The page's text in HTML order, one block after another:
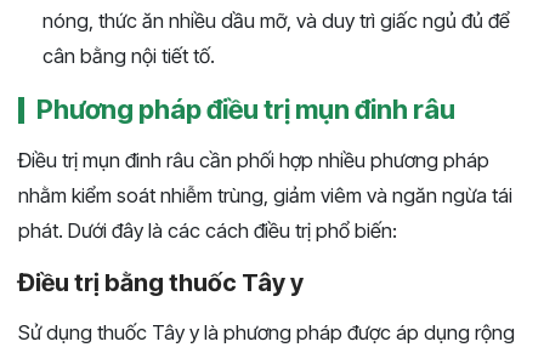
nóng, thức ăn nhiều dầu mỡ, và duy trì giấc ngủ đủ để
cân bằng nội tiết tố.
Phương pháp điều trị mụn đinh râu
Điều trị mụn đinh râu cần phối hợp nhiều phương pháp
nhằm kiểm soát nhiễm trùng, giảm viêm và ngăn ngừa tái
phát. Dưới đây là các cách điều trị phổ biến:
Điều trị bằng thuốc Tây y
Sử dụng thuốc Tây y là phương pháp được áp dụng rộng